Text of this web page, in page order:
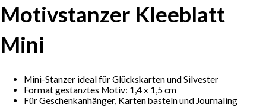
Motivstanzer Kleeblatt
Mini
Mini-Stanzer ideal für Glückskarten und Silvester
Format gestanztes Motiv: 1,4 x 1,5 cm
Für Geschenkanhänger, Karten basteln und Journaling